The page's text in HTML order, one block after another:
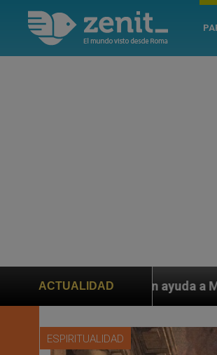
ACTUALIDAD
ayuda a Marco Rubio ante
ESPIRITUALIDAD